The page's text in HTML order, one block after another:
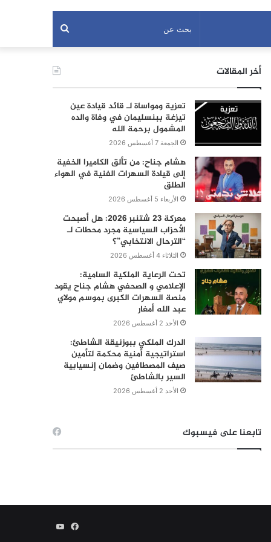
بحث
عن أخر المقالات
تعزية ومواساة لـ قائد قيادة عين
تيزغة ببنسليمان في وفاة والده
المشمول برحمة الله
الجمعة 7 أغسطس 2026
هشام جناح: من تألق الكاميرا الخفية
إلى قيادة السهرات الفنية في الهواء
الطلق
الأربعاء 5 أغسطس 2026
معركة 23 شتنبر 2026: هل أصبحت
الأحزاب السياسية مجرد محطات لـ
“الترحال الانتخابي”؟
الثلاثاء 4 أغسطس 2026
تحت الرعاية الملكية السامية:
الإعلامي و الصحفي هشام جناح يقود
منصة السهرات الكبرى بموسم مولاي
عبد الله أمغار
الأحد 2 أغسطس 2026
الدرك الملكي ببوزنيقة الشاطئ:
استراتيجية أمنية محكمة لتأمين
صيف المصطافين وضمان إنسيابية
السير بالشاطئ
الأحد 2 أغسطس 2026
تابعنا على فيسبوك
فيسبوكيوتيوب